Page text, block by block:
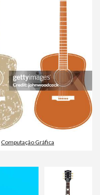
Computação Gráfica